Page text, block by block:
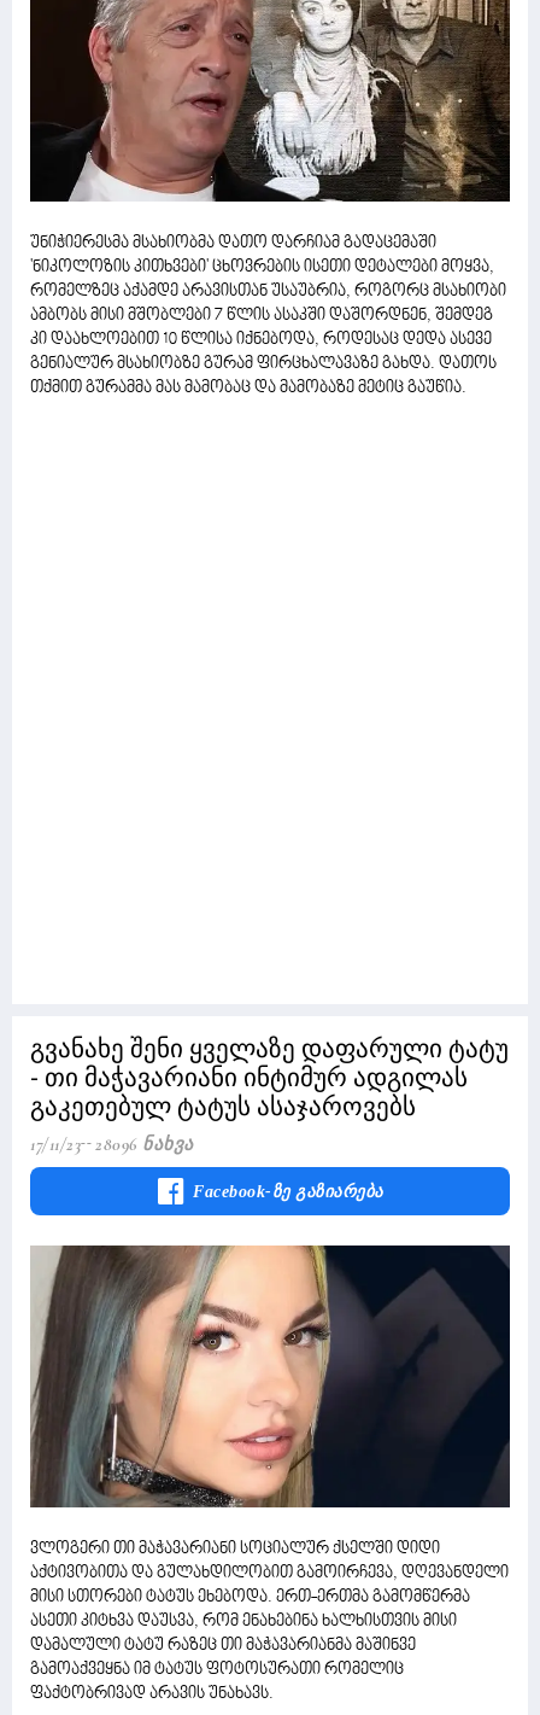
უნიჭიერესმა მსახიობმა დათო დარჩიამ გადაცემაში
'ნიკოლოზის კითხვები' ცხოვრების ისეთი დეტალები მოყვა,
რომელზეც აქამდე არავისთან უსაუბრია, როგორც მსახიობი
ამბობს მისი მშობლები 7 წლის ასაკში დაშორდნენ, შემდეგ
კი დაახლოებით 10 წლისა იქნებოდა, როდესაც დედა ასევე
გენიალურ მსახიობზე გურამ ფირცხალავაზე გახდა. დათოს
თქმით გურამმა მას მამობაც და მამობაზე მეტიც გაუწია.
გვანახე შენი ყველაზე დაფარული ტატუ
- თი მაჭავარიანი ინტიმურ ადგილას
გაკეთებულ ტატუს ასაჯაროვებს
17/11/23 28096 Ნახვა
Facebook-Ზე Გაზიარება
ვლოგერი თი მაჭავარიანი სოციალურ ქსელში დიდი
აქტივობითა და გულახდილობით გამოირჩევა, დღევანდელი
მისი სთორები ტატუს ეხებოდა. ერთ-ერთმა გამომწერმა
ასეთი კიტხვა დაუსვა, რომ ენახებინა ხალხისთვის მისი
დამალული ტატუ რაზეც თი მაჭავარიანმა მაშინვე
გამოაქვეყნა იმ ტატუს ფოტოსურათი რომელიც
ფაქტობრივად არავის უნახავს.